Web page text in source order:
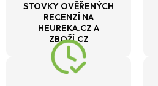
STOVKY OVĚŘENÝCH
RECENZÍ NA
HEUREKA.CZ A
ZBOŽÍ.CZ